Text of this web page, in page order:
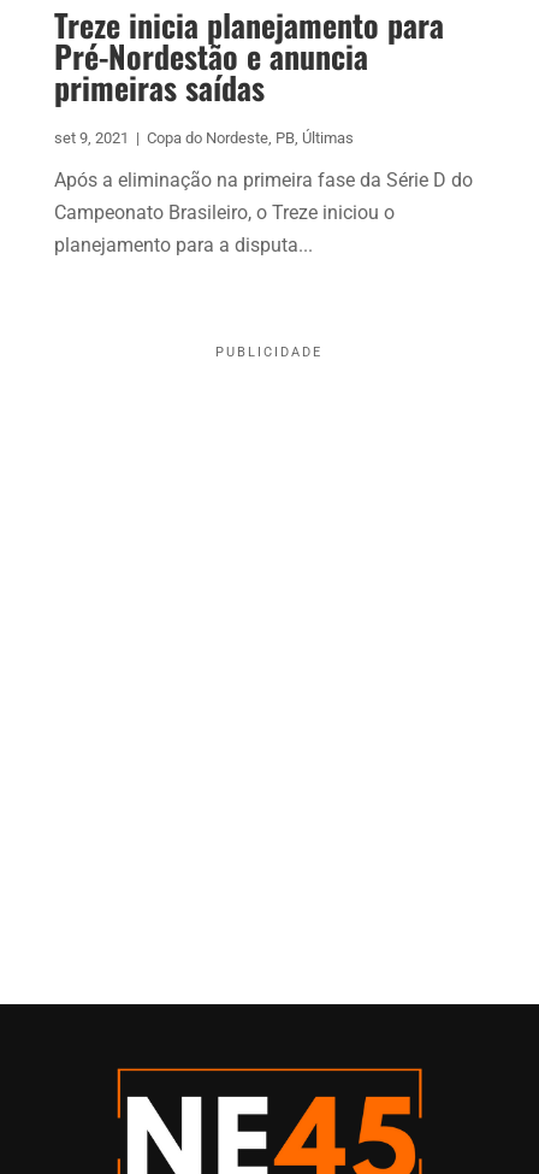
Treze inicia planejamento para
Pré-Nordestão e anuncia
primeiras saídas
set 9, 2021 | Copa do Nordeste, PB, Últimas
Após a eliminação na primeira fase da Série D do
Campeonato Brasileiro, o Treze iniciou o
planejamento para a disputa...
PUBLICIDADE